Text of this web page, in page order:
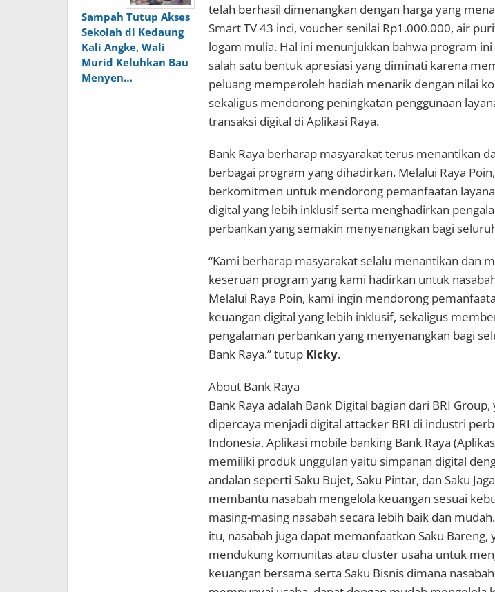
Sampah Tutup Akses
Sekolah di Kedaung
Kali Angke, Wali
Murid Keluhkan Bau
Menyen…
telah berhasil dimenangkan dengan harga yang
Smart TV 43 inci, voucher senilai Rp1.000.000, air
logam mulia. Hal ini menunjukkan bahwa program
salah satu bentuk apresiasi yang diminati karena
peluang memperoleh hadiah menarik dengan nilai
sekaligus mendorong peningkatan penggunaan
transaksi digital di Aplikasi Raya.
Bank Raya berharap masyarakat terus menantikan
berbagai program yang dihadirkan. Melalui Raya
berkomitmen untuk mendorong pemanfaatan
digital yang lebih inklusif serta menghadirkan
perbankan yang semakin menyenangkan bagi
“Kami berharap masyarakat selalu menantikan dan
keseruan program yang kami hadirkan untuk
Melalui Raya Poin, kami ingin mendorong
keuangan digital yang lebih inklusif, sekaligus
pengalaman perbankan yang menyenangkan bagi
Bank Raya.” tutup Kicky.
About Bank Raya
Bank Raya adalah Bank Digital bagian dari BRI Group,
dipercaya menjadi digital attacker BRI di industri
Indonesia. Aplikasi mobile banking Bank Raya
memiliki produk unggulan yaitu simpanan digital
andalan seperti Saku Bujet, Saku Pintar, dan Saku
membantu nasabah mengelola keuangan sesuai
masing-masing nasabah secara lebih baik dan
itu, nasabah juga dapat memanfaatkan Saku Bareng,
mendukung komunitas atau cluster usaha untuk
keuangan bersama serta Saku Bisnis dimana